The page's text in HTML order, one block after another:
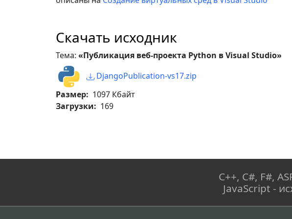
Скачать исходник
Тема: «Публикация веб-проекта Python в Visual Studio»
DjangoPublication-vs17.zip
Размер: 1097 Кбайт
Загрузки: 169
C++, C#, F#,
JavaScript -